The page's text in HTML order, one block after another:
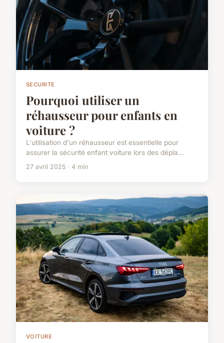
SECURITE
Pourquoi utiliser un
réhausseur pour enfants en
voiture ?
L'utilisation d'un réhausseur est essentielle pour
assurer la sécurité enfant voiture lors des dépla...
27 avril 2025 · 4 min
VOITURE